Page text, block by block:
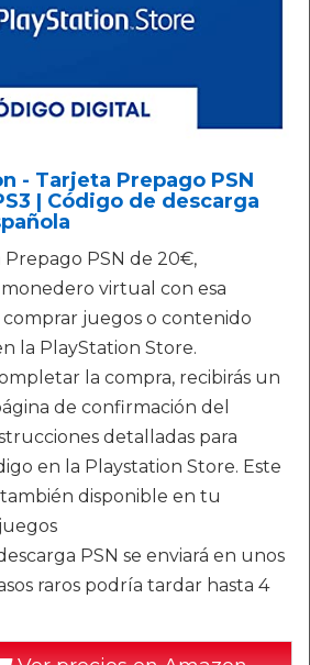
- Tarjeta Prepago PSN
| Código de descarga
Prepago PSN de 20€,
virtual con esa
juegos o contenido
la PlayStation Store.
la compra, recibirás un
de confirmación del
detalladas para
en la Playstation Store. Este
disponible en tu
PSN se enviará en unos
raros podría tardar hasta 4